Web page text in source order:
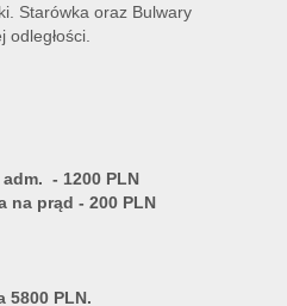
Starówka oraz Bulwary
odległości.
- 1200 PLN
na prąd - 200 PLN
5800 PLN.